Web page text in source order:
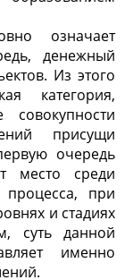
означает
денежный
Из этого
категория,
присущи
очередь
место среди
процесса, при
и стадиях
суть данной
именно